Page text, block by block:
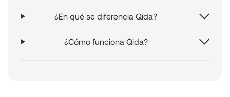
¿En qué se diferencia Qida?
¿Cómo funciona Qida?